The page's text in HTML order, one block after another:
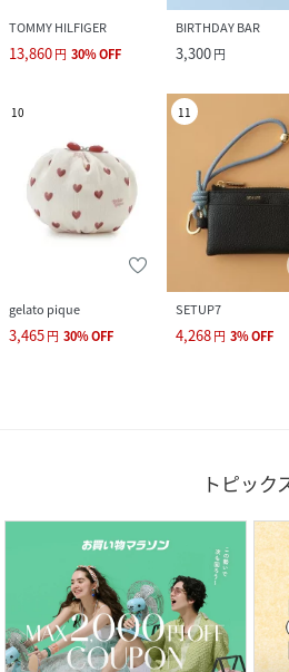
TOMMY HILFIGER
13,860円 30%OFF
BIRTHDAY BAR
3,300円
10
gelato pique
3,465円 30%OFF
11
SETUP7
4,268円 3%OFF
トピック